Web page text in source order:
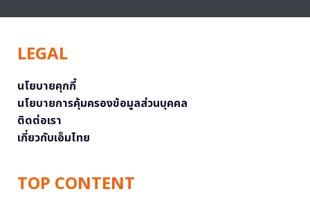
LEGAL
นโยบายคุกกี้
นโยบายการคุ้มครองข้อมูลส่วนบุคคล
ติดต่อเรา
เกี่ยวกับเอ็มไทย
TOP CONTENT